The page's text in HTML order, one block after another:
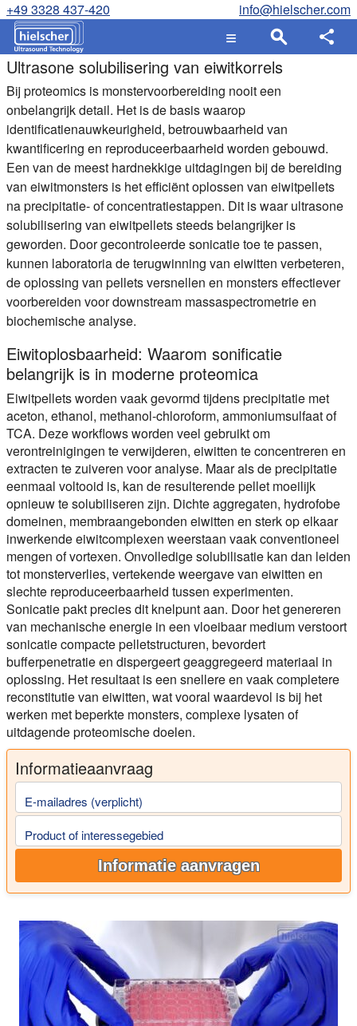
+49 3328 437-420 info@hielscher.com
Ultrasone solubilisering van eiwitkorrels
Bij proteomics is monstervoorbereiding nooit een
onbelangrijk detail. Het is de basis waarop
identificatienauwkeurigheid, betrouwbaarheid van
kwantificering en reproduceerbaarheid worden gebouwd.
Een van de meest hardnekkige uitdagingen bij de bereiding
van eiwitmonsters is het efficiënt oplossen van eiwitpellets
na precipitatie- of concentratiestappen. Dit is waar ultrasone
solubilisering van eiwitpellets steeds belangrijker is
geworden. Door gecontroleerde sonicatie toe te passen,
kunnen laboratoria de terugwinning van eiwitten verbeteren,
de oplossing van pellets versnellen en monsters effectiever
voorbereiden voor downstream massaspectrometrie en
biochemische analyse.
Eiwitoplosbaarheid: Waarom sonificatie
belangrijk is in moderne proteomica
Eiwitpellets worden vaak gevormd tijdens precipitatie met
aceton, ethanol, methanol-chloroform, ammoniumsulfaat of
TCA. Deze workflows worden veel gebruikt om
verontreinigingen te verwijderen, eiwitten te concentreren en
extracten te zuiveren voor analyse. Maar als de precipitatie
eenmaal voltooid is, kan de resulterende pellet moeilijk
opnieuw te solubiliseren zijn. Dichte aggregaten, hydrofobe
domeinen, membraangebonden eiwitten en sterk op elkaar
inwerkende eiwitcomplexen weerstaan vaak conventioneel
mengen of vortexen. Onvolledige solubilisatie kan dan leiden
tot monsterverlies, vertekende weergave van eiwitten en
slechte reproduceerbaarheid tussen experimenten.
Sonicatie pakt precies dit knelpunt aan. Door het genereren
van mechanische energie in een vloeibaar medium verstoort
sonicatie compacte pelletstructuren, bevordert
bufferpenetratie en dispergeert geaggregeerd materiaal in
oplossing. Het resultaat is een snellere en vaak completere
reconstitutie van eiwitten, wat vooral waardevol is bij het
werken met beperkte monsters, complexe lysaten of
uitdagende proteomische doelen.
Informatieaanvraag
E-mailadres (verplicht)
Product of interessegebied
Informatie aanvragen